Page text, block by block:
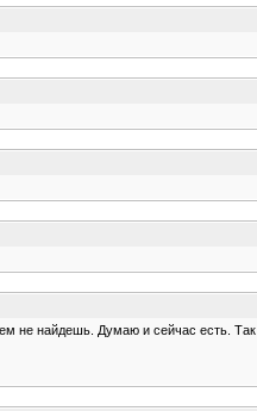
найдешь. Думаю и сейчас есть. Так